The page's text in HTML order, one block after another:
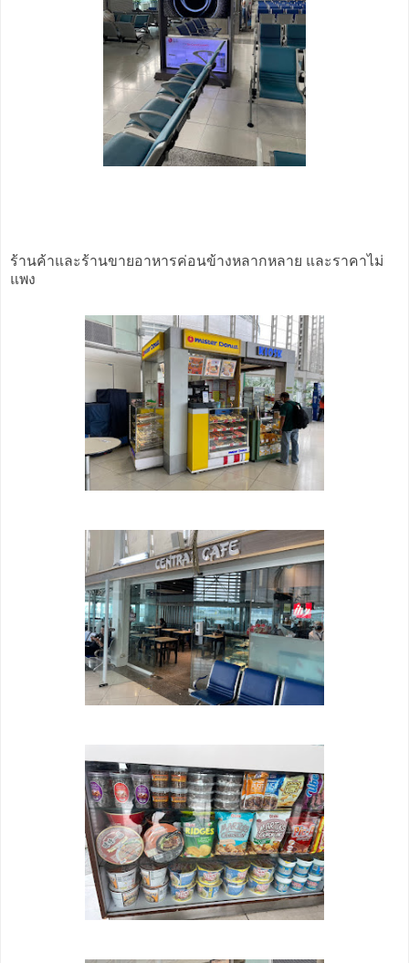
ร้านค้าและร้านขายอาหารค่อนข้างหลากหลาย และราคาไม่
แพง